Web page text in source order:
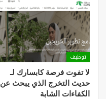
توظيف
لا تفوت فرصة كابسارك لـ
حديث التخرج الذي يبحث عن
الكفاءات الشابة